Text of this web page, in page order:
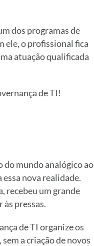
dos programas de
ele, o profissional fica
atuação qualificada
de TI!
do mundo analógico ao
nova realidade.
recebeu um grande
pressas.
de TI organize os
a criação de novos